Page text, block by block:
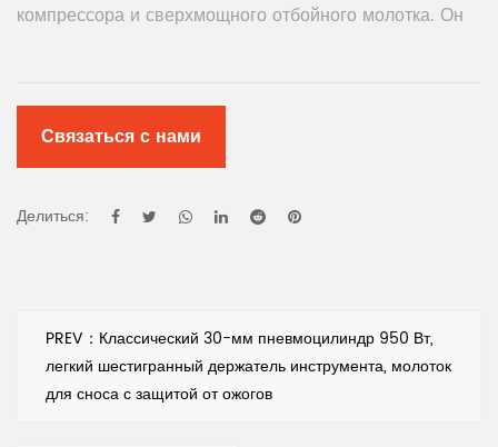
компрессора и сверхмощного отбойного молотка. Он
Функции:
обеспечивает высокую выходную мощность и легко
используется система зажима шестигранных
инструментов, которая позволяет надежно
фиксировать шестигранные инструменты различных
Связаться с нами
Делиться:
PREV：Классический 30-мм пневмоцилиндр 950 Вт,
легкий шестигранный держатель инструмента, молоток
для сноса с защитой от ожогов